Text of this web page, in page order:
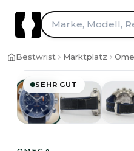
Marke, Modell,
Bestwrist Marktplatz
SEHR GUT
1/10